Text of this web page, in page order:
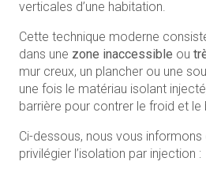
verticales d’une habitation.
Cette technique moderne
dans une zone inaccessible ou
mur creux, un plancher ou une
une fois le matériau isolant
barrière pour contrer le froid et le
Ci-dessous, nous vous
privilégier l’isolation par injection :